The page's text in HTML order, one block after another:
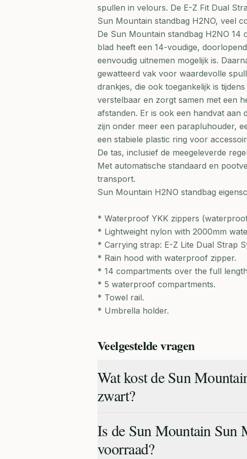
spullen in velours. De E-Z Fit Dual
Sun Mountain standbag H2NO, veel
De Sun Mountain standbag H2NO
blad heeft een 14-voudige,
eenvoudig uitnemen mogelijk is.
gewatteerd vak voor waardevolle
drankjes, die ook toegankelijk is
verstelbaar en zorgt samen met een
afstanden. Er is ook een handvat aan
zijn onder meer een parapluhouder,
een stabiele plastic ring voor
De tas, inclusief de meegeleverde
Met automatische standaard en
transport.
Sun Mountain H2NO standbag
* Waterproof YKK zippers
* Lightweight nylon with 2000mm
* Carrying strap: E-Z Lite Dual Strap
* Rain hood with waterproof zipper.
* 14 compartments over the full
* 5 waterproof compartments.
* Towel rail.
* Umbrella holder.
Veelgestelde vragen
Wat kost de Sun
zwart?
Is de Sun Mountain Sun
voorraad?